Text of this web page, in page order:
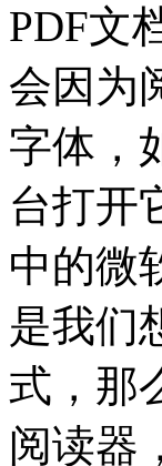
PDF文
会因为
字体，
台打开
中的微
是我们
式，那
阅读器